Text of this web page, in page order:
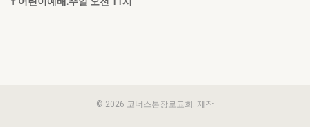
© 2026 코너스톤장로교회. 제작